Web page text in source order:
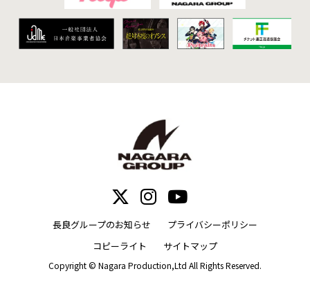
長良グループのお知らせ
プライバシーポリシー
コピーライト
サイトマップ
Copyright © Nagara Production,Ltd All Rights Reserved.